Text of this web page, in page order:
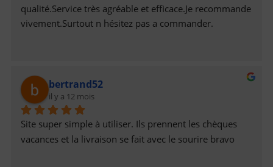
qualité.Service très agréable et efficace.Je recommande
vivement.Surtout n hésitez pas a commander.
bertrand52
il y a 12 mois
Site super simple à utiliser. Ils prennent les chèques
vacances et la livraison se fait avec le sourire bravo